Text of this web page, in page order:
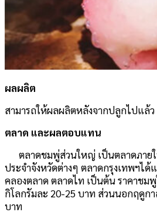
ผลผลิต
สามารถให้ผลผลิตหลังจากปลูกไปแล้ว
ตลาด และผลตอบแทน
ตลาดชมพู่ส่วนใหญ่ เป็นตลาดภายใ
ประจำจังหวัดต่างๆ ตลาดกรุงเทพฯได้
คลองตลาด ตลาดไท เป็นต้น ราคาชม
กิโลกรัมละ 20-25 บาท ส่วนนอกฤดูก
บาท